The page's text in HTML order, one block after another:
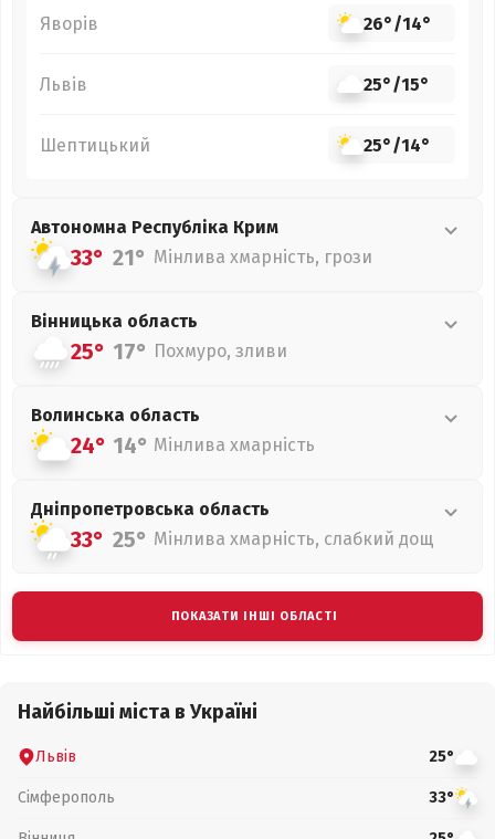
Яворів 26°/14°
Львів 25°/15°
Шептицький 25°/14°
Автономна Республіка Крим
33° 21° Мінлива хмарність, грози
Вінницька область
25° 17° Похмуро, зливи
Волинська область
24° 14° Мінлива хмарність
Дніпропетровська область
33° 25° Мінлива хмарність, слабкий дощ
ПОКАЗАТИ ІНШІ ОБЛАСТІ
Найбільші міста в Україні
Львів 25°
Сімферополь 33°